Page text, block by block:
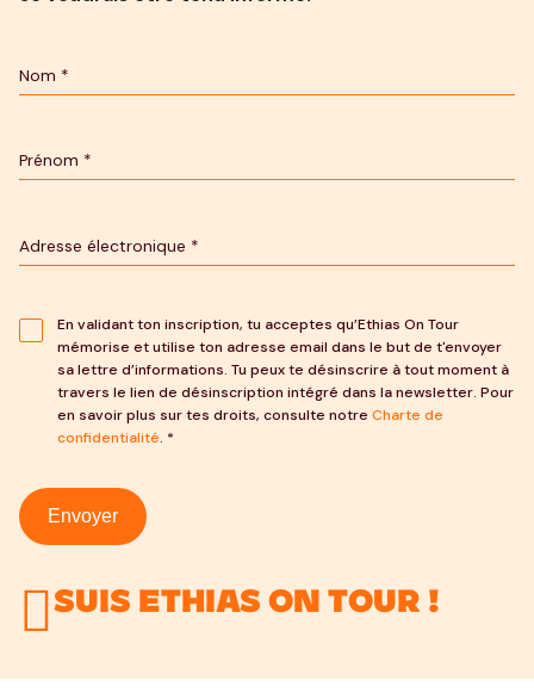
En validant ton inscription, tu acceptes qu’Ethias On Tour
mémorise et utilise ton adresse email dans le but de t'envoyer
sa lettre d’informations. Tu peux te désinscrire à tout moment à
travers le lien de désinscription intégré dans la newsletter. Pour
en savoir plus sur tes droits, consulte notre Charte de
confidentialité. *
Envoyer
Suis Ethias On Tour !